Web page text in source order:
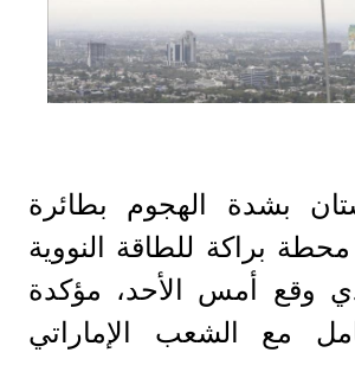
بشدة الهجوم بطائرة
براكة للطاقة النووية
وقع أمس الأحد، مؤكدة
مع الشعب الإماراتي